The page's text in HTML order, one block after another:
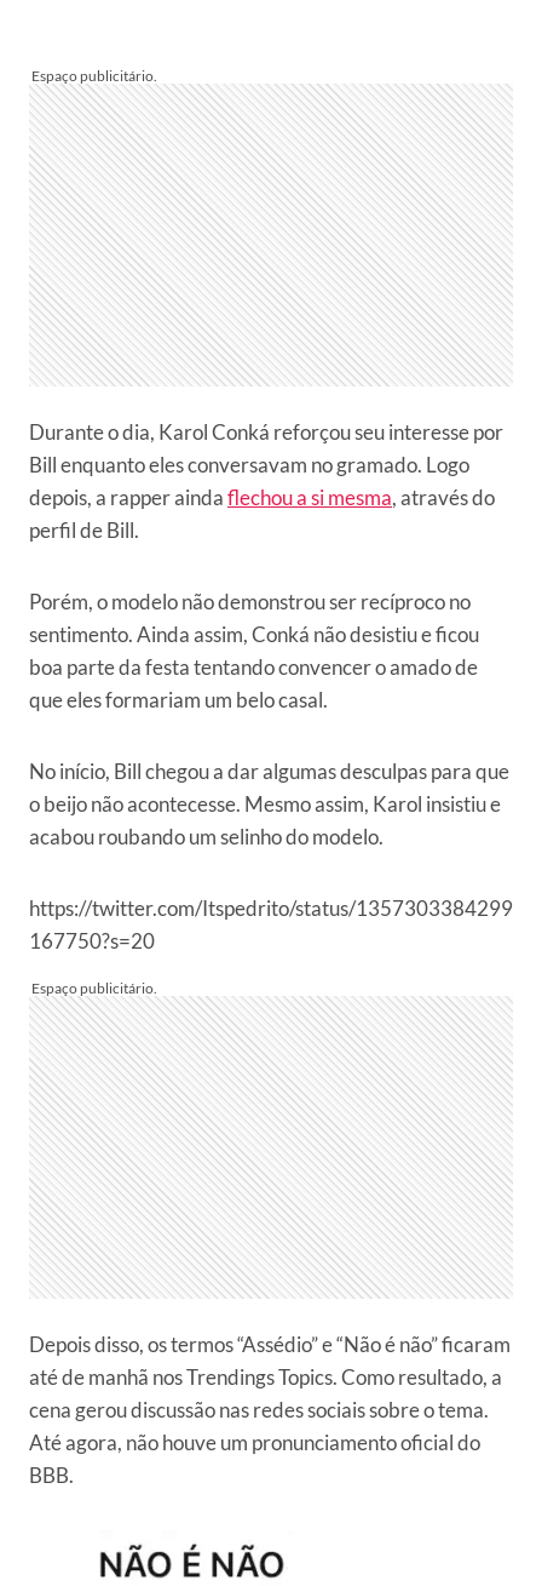
Durante o dia, Karol Conká reforçou seu interesse por
Bill enquanto eles conversavam no gramado. Logo
depois, a rapper aindaflechou a si mesma, através do
perfil de Bill.
Porém, o modelo não demonstrou ser recíproco no
sentimento. Ainda assim, Conká não desistiu e ficou
boa parte da festa tentando convencer o amado de
que eles formariam um belo casal.
No início, Bill chegou a dar algumas desculpas para que
o beijo não acontecesse. Mesmo assim, Karol insistiu e
acabou roubando um selinho do modelo.
https://twitter.com/Itspedrito/status/1357303384299
167750?s=20
Depois disso, os termos “Assédio” e “Não é não” ficaram
até de manhã nos Trendings Topics. Como resultado, a
cena gerou discussão nas redes sociais sobre o tema.
Até agora, não houve um pronunciamento oficial do
BBB.